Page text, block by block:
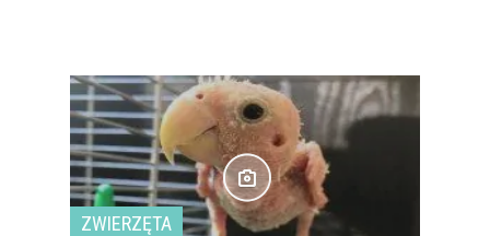
ZWIERZĘTA